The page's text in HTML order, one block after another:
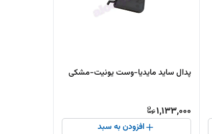
پدال ساید مایدیا-وست یونیت-مشکی
1,133,000
افزودن به سبد